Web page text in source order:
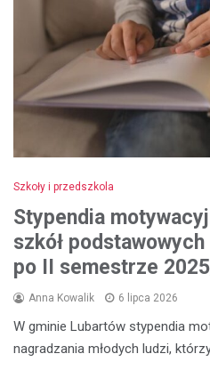
Szkoły i przedszkola
Stypendia
szkół
po II semestrze
Anna Kowalik 6 lipca 2026
W gminie Lubartów stypendia
nagradzania młodych ludzi,